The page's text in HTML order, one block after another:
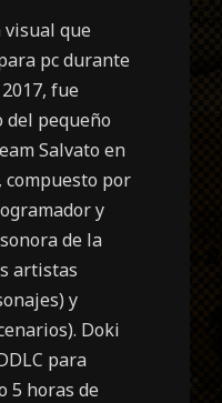
visual que
pc durante
fue
pequeño
Salvato en
compuesto por
y
de la
artistas
) y
). Doki
para
5 horas de